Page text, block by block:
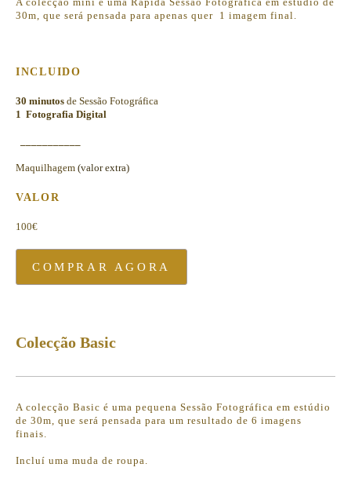
30m, que será pensada para apenas quer 1 imagem final.
INCLUIDO
30 minutos de Sessão Fotográfica
1 Fotografia Digital
Maquilhagem (valor extra)
VALOR
100€
COMPRAR AGORA
Colecção Basic
A colecção Basic é uma pequena Sessão Fotográfica em estúdio
de 30m, que será pensada para um resultado de 6 imagens
finais.
Incluí uma muda de roupa.